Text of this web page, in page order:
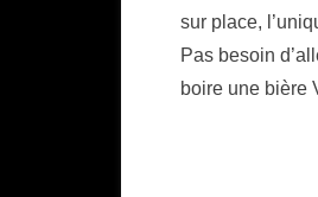
sur place,
Pas besoin
boire une bière